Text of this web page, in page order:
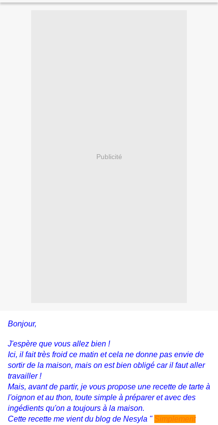
Publicité
Bonjour,
J'espère que vous allez bien !
Ici, il fait très froid ce matin et cela ne donne pas envie de
sortir de la maison, mais on est bien obligé car il faut aller
travailler !
Mais, avant de partir, je vous propose une recette de tarte à
l'oignon et au thon, toute simple à préparer et avec des
ingédients qu'on a toujours à la maison.
Cette recette me vient du blog de Nesyla " Simplement